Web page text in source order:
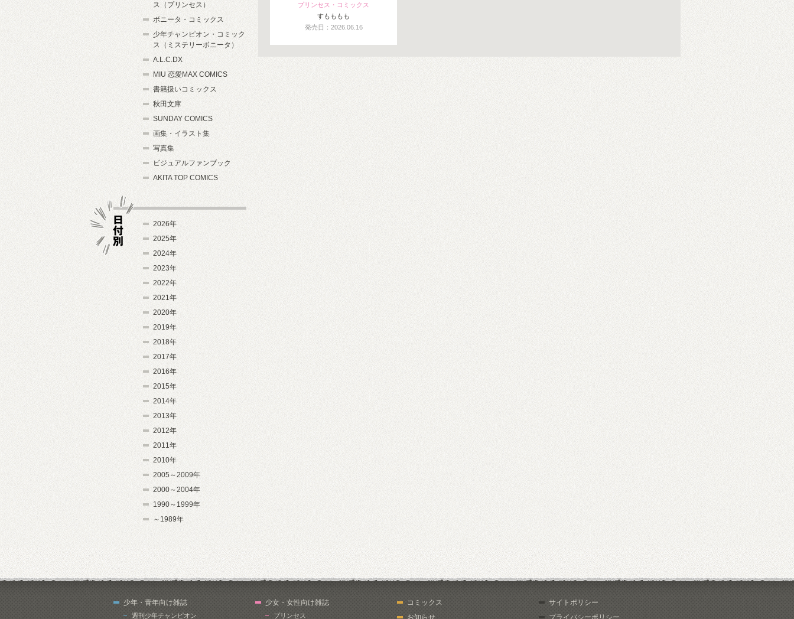
プリンセス・コミックス
すもももも
発売日：2026.06.16
ス（プリンセス）
ボニータ・コミックス
少年チャンピオン・コミック
ス（ミステリーボニータ）
A.L.C.DX
MIU 恋愛MAX COMICS
書籍扱いコミックス
秋田文庫
SUNDAY COMICS
画集・イラスト集
写真集
ビジュアルファンブック
AKITA TOP COMICS
2026年
2025年
2024年
2023年
2022年
2021年
2020年
2019年
2018年
2017年
2016年
2015年
2014年
2013年
2012年
2011年
2010年
2005～2009年
2000～2004年
1990～1999年
～1989年
少年・青年向け雑誌
週刊少年チャンピオン
少女・女性向け雑誌
プリンセス
コミックス
お知らせ
サイトポリシー
プライバシーポリシー